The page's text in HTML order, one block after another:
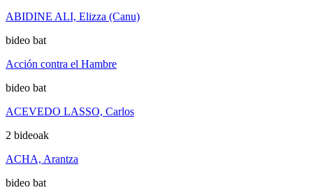
ABIDINE ALI, Elizza (Canu)
bideo bat
Acción contra el Hambre
bideo bat
ACEVEDO LASSO, Carlos
2 bideoak
ACHA, Arantza
bideo bat